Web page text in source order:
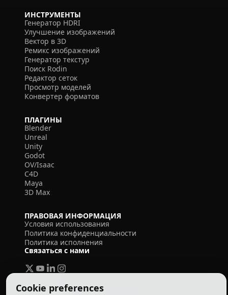
Cookie preferences
ИНСТРУМЕНТЫ
Генератор HDRI
Улучшение изображений
Вектор в 3D
Ремикс изображений
Генератор текстур
Поиск Rodin
Редактор сеток
Просмотр моделей
Конвертер форматов
ПЛАГИНЫ
Blender
Unreal
Unity
Godot
OV/Isaac
C4D
Maya
3D Max
ПРАВОВАЯ ИНФОРМАЦИЯ
Условия использования
Политика конфиденциальности
Политика исполнения
Связаться с нами